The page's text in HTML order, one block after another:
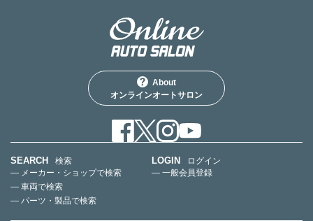
About
オンラインオートサロン
SEARCH
検索
— メーカー・ショップで検索
— 車両で検索
— パーツ・製品で検索
LOGIN
ログイン
— 一般会員登録